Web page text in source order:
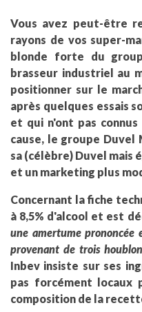
Vous avez peut-être
rayons de vos super-
blonde forte du
brasseur industriel au
positionner sur le
après quelques essais
et qui n'ont pas
cause, le groupe
sa (célèbre) Duvel mais
et un marketing plus
Concernant la fiche
à 8,5% d'alcool et est
une amertume prononcée
provenant de trois
Inbev insiste sur ses
pas forcément locaux
composition de la